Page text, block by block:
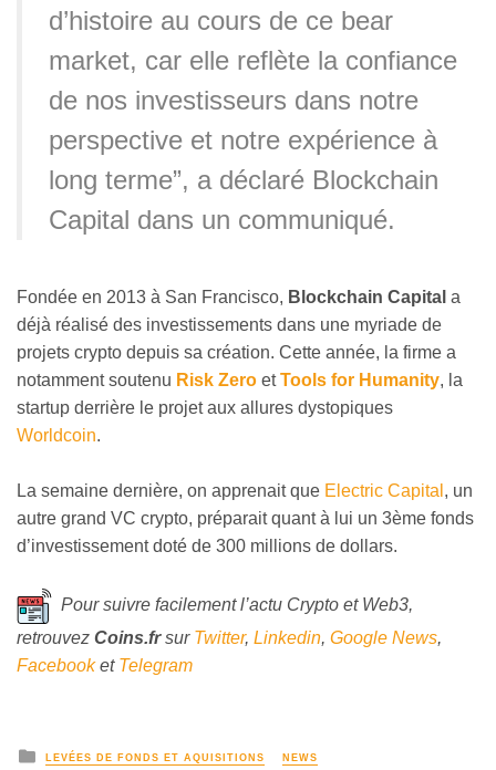
d’histoire au cours de ce bear
market, car elle reflète la confiance
de nos investisseurs dans notre
perspective et notre expérience à
long terme”, a déclaré Blockchain
Capital dans un communiqué.
Fondée en 2013 à San Francisco, Blockchain Capital a
déjà réalisé des investissements dans une myriade de
projets crypto depuis sa création. Cette année, la firme a
notamment soutenu Risk Zero etTools for Humanity, la
startup derrière le projet aux allures dystopiques
Worldcoin.
La semaine dernière, on apprenait que Electric Capital , un
autre grand VC crypto, préparait quant à lui un 3ème fonds
d’investissement doté de 300 millions de dollars.
Pour suivre facilement l’actu Crypto et Web3,
retrouvez Coins.frsur Twitter, Linkedin, Google News,
Facebooket Telegram
LEVÉES DE FONDS ET AQUISITIONS NEWS